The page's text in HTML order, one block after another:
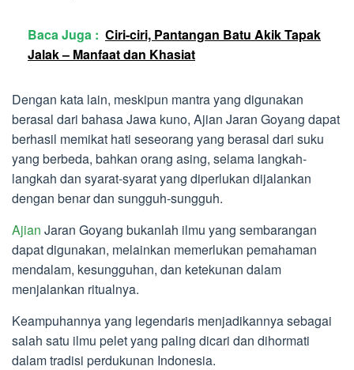
Baca Juga : Ciri-ciri, Pantangan Batu Akik Tapak
Jalak – Manfaat dan Khasiat
Dengan kata lain, meskipun mantra yang digunakan
berasal dari bahasa Jawa kuno, Ajian Jaran Goyang dapat
berhasil memikat hati seseorang yang berasal dari suku
yang berbeda, bahkan orang asing, selama langkah-
langkah dan syarat-syarat yang diperlukan dijalankan
dengan benar dan sungguh-sungguh.
Ajian Jaran Goyang bukanlah ilmu yang sembarangan
dapat digunakan, melainkan memerlukan pemahaman
mendalam, kesungguhan, dan ketekunan dalam
menjalankan ritualnya.
Keampuhannya yang legendaris menjadikannya sebagai
salah satu ilmu pelet yang paling dicari dan dihormati
dalam tradisi perdukunan Indonesia.